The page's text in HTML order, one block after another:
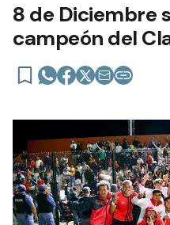
8 de Diciembre
campeón del